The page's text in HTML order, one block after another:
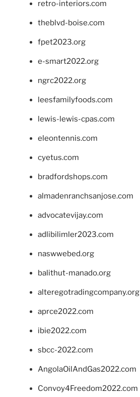
retro-interiors.com
theblvd-boise.com
fpet2023.org
e-smart2022.org
ngrc2022.org
leesfamilyfoods.com
lewis-lewis-cpas.com
eleontennis.com
cyetus.com
bradfordshops.com
almadenranchsanjose.com
advocatevijay.com
adlibilimler2023.com
naswwebed.org
balithut-manado.org
alteregotradingcompany.org
aprce2022.com
ibie2022.com
sbcc-2022.com
AngolaOilAndGas2022.com
Convoy4Freedom2022.com